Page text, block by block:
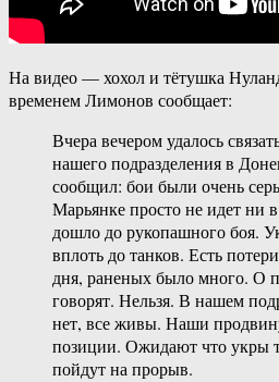
На видео — хохол и тётушка
временем Лимонов сообщает:
Вчера вечером удалось
нашего подразделения в
сообщил: бои были очень
Марьянке просто не идет ни
дошло до рукопашного боя.
вплоть до танков. Есть
дня, раненых было много. О
говорят. Нельзя. В нашем
нет, все живы. Наши
позиции. Ожидают что укры
пойдут на прорыв.